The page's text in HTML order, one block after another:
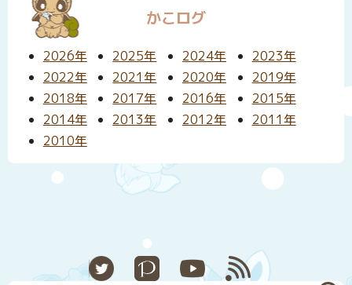
かこログ
2026年 2025年 2024年
2023年
2022年
2021年 2020年
2019年
2018年
2017年 2016年
2015年
2014年
2013年 2012年
2011年
2010年
Pixiv YouTubeRSS